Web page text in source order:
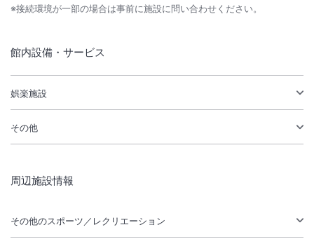
※接続環境が一部の場合は事前に施設に問い合わせください。
館内設備・サービス
娯楽施設
その他
周辺施設情報
その他のスポーツ／レクリエーション